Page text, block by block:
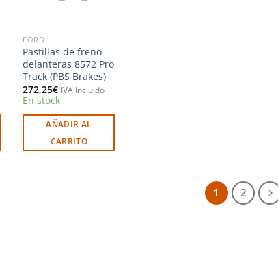
FORD
Pastillas de freno
delanteras 8572 Pro
Track (PBS Brakes)
272,25€ IVA Incluido
En stock
AÑADIR AL
CARRITO
1 2